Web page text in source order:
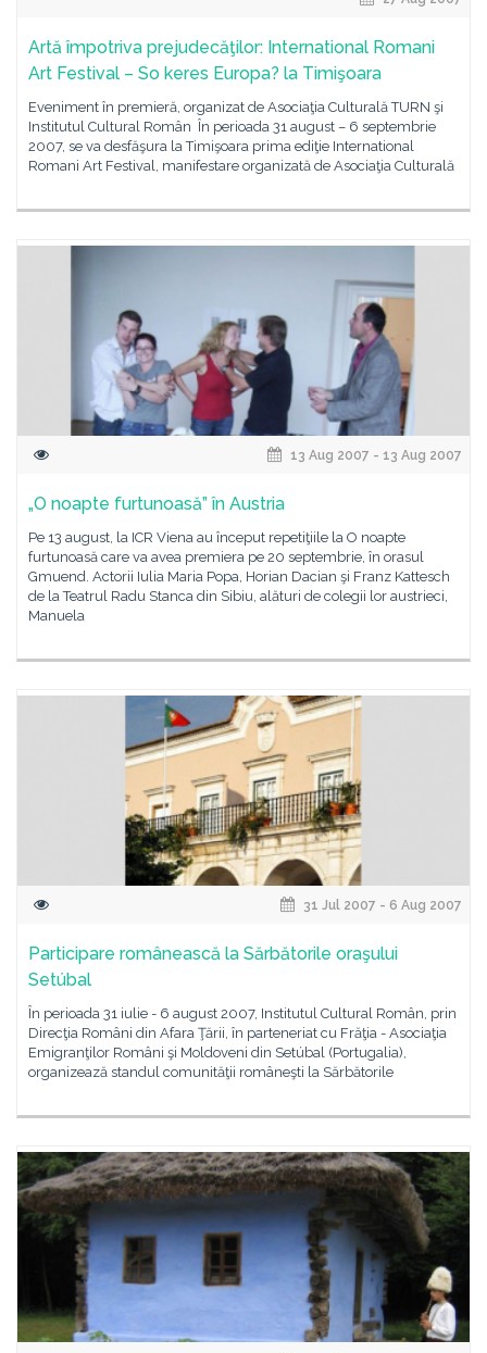
Artă împotriva prejudecăţilor: International Romani
Art Festival – So keres Europa? la Timişoara
Eveniment în premieră, organizat de Asociaţia Culturală TURN şi
Institutul Cultural Român În perioada 31 august – 6 septembrie
2007, se va desfăşura la Timişoara prima ediţie International
Romani Art Festival, manifestare organizată de Asociaţia Culturală
13 Aug 2007 - 13 Aug 2007
„O noapte furtunoasă” în Austria
Pe 13 august, la ICR Viena au început repetiţiile la O noapte
furtunoasă care va avea premiera pe 20 septembrie, în orasul
Gmuend. Actorii Iulia Maria Popa, Horian Dacian şi Franz Kattesch
de la Teatrul Radu Stanca din Sibiu, alături de colegii lor austrieci,
Manuela
31 Jul 2007 - 6 Aug 2007
Participare românească la Sărbătorile oraşului
Setúbal
În perioada 31 iulie - 6 august 2007, Institutul Cultural Român, prin
Direcţia Români din Afara Ţării, în parteneriat cu Frăţia - Asociaţia
Emigranţilor Români şi Moldoveni din Setúbal (Portugalia),
organizează standul comunităţii româneşti la Sărbătorile